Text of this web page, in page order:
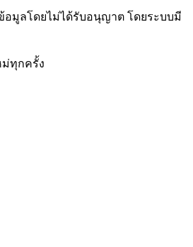
อมูลโดยไม่ได้รับอนุญาต โดยระบบมี
ม่ทุกครั้ง